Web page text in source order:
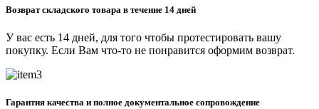
Возврат складского товара в течение 14 дней
У вас есть 14 дней, для того чтобы протестировать вашу
покупку. Если Вам что-то не понравится оформим возврат.
Гарантия качества и полное документальное сопровождение